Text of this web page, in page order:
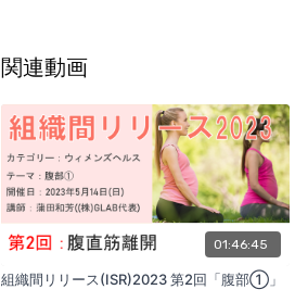
関連動画
01:46:45
組織間リリース(ISR)2023 第2回「腹部①」